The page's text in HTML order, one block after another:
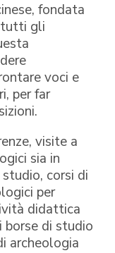
fondata
tutti gli
voci e
per far
visite a
sia in
corsi di
per
didattica
borse di studio
archeologia